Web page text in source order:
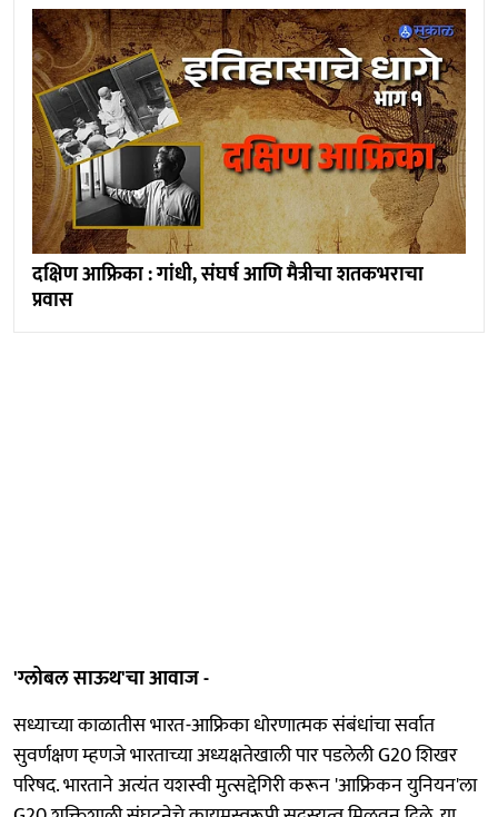
दक्षिण आफ्रिका : गांधी, संघर्ष आणि मैत्रीचा शतकभराचा
प्रवास
'ग्लोबल साऊथ'चा आवाज -
सध्याच्या काळातीस भारत-आफ्रिका धोरणात्मक संबंधांचा सर्वात
सुवर्णक्षण म्हणजे भारताच्या अध्यक्षतेखाली पार पडलेली G20 शिखर
परिषद. भारताने अत्यंत यशस्वी मुत्सद्देगिरी करून 'आफ्रिकन युनियन'ला